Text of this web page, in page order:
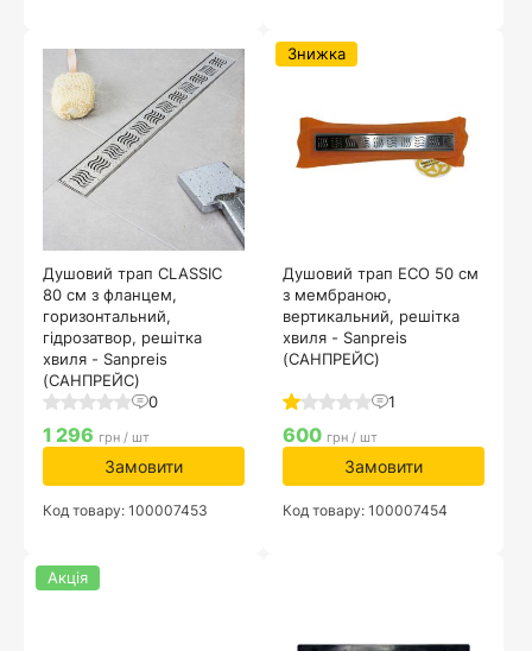
Душовий трап CLASSIC
80 см з фланцем,
горизонтальний,
гідрозатвор, решітка
хвиля - Sanpreis
(САНПРЕЙС)
0
1 296 грн / шт
Замовити
Код товару: 100007453
Душовий трап ECO 50 см
з мембраною,
вертикальний, решітка
хвиля - Sanpreis
(САНПРЕЙС)
1
Знижка
600 грн / шт
Замовити
Код товару: 100007454
Акція